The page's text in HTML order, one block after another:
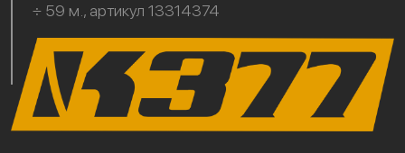
÷ 59 м., артикул 13314374